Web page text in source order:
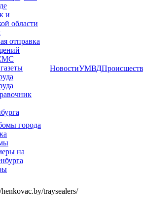
НовостиУМВД
traysealers/